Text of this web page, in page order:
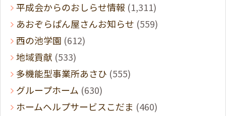
平成会からのおしらせ情報 (1,311)
あおぞらぱん屋さんお知らせ (559)
西の池学園 (612)
地域貢献 (533)
多機能型事業所あさひ (555)
グループホーム (630)
ホームヘルプサービスこだま (460)